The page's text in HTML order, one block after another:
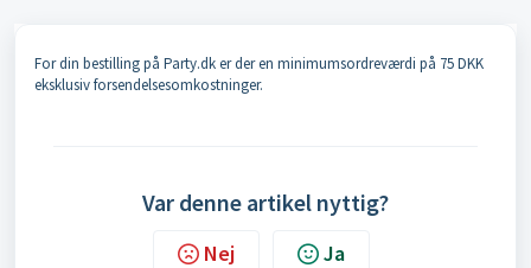
For din bestilling på Party.dk er der en minimumsordreværdi på 75 DKK
eksklusiv forsendelsesomkostninger.
Var denne artikel nyttig?
Nej Ja